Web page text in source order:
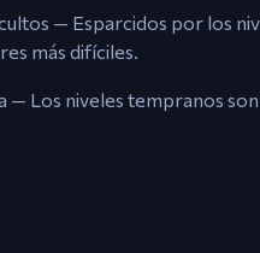
— Esparcidos por los
más difíciles.
— Los niveles tempranos